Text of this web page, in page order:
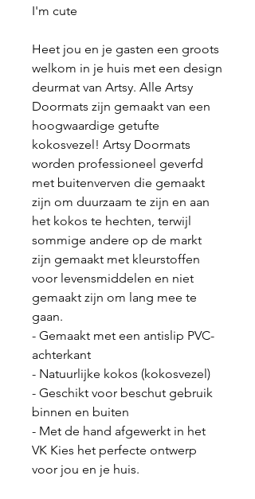
I'm cute
Heet jou en je gasten een groots
welkom in je huis met een design
deurmat van Artsy. Alle Artsy
Doormats zijn gemaakt van een
hoogwaardige getufte
kokosvezel! Artsy Doormats
worden professioneel geverfd
met buitenverven die gemaakt
zijn om duurzaam te zijn en aan
het kokos te hechten, terwijl
sommige andere op de markt
zijn gemaakt met kleurstoffen
voor levensmiddelen en niet
gemaakt zijn om lang mee te
gaan.
- Gemaakt met een antislip PVC-
achterkant
- Natuurlijke kokos (kokosvezel)
- Geschikt voor beschut gebruik
binnen en buiten
- Met de hand afgewerkt in het
VK Kies het perfecte ontwerp
voor jou en je huis.